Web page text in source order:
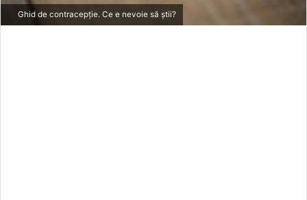
Ghid de contracepție. Ce e nevoie să știi?